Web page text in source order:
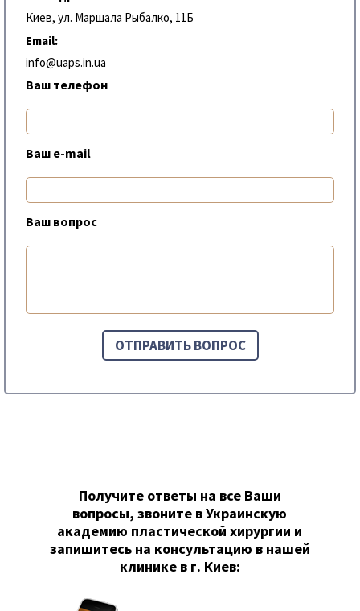
Киев, ул. Маршала Рыбалко, 11Б
Email:
info@uaps.in.ua
Ваш телефон
Ваш e-mail
Ваш вопрос
Получите ответы на все Ваши
вопросы, звоните в Украинскую
академию пластической хирургии и
запишитесь на консультацию в нашей
клинике в г. Киев: